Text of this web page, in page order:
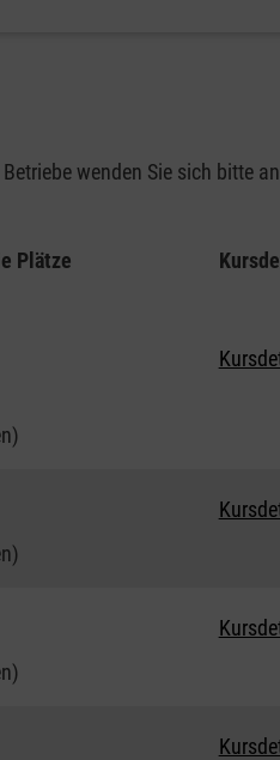
wenden Sie sich bitte
Plätze